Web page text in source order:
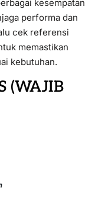
kesempatan
performa dan
cek referensi
memastikan
kebutuhan.
(WAJIB